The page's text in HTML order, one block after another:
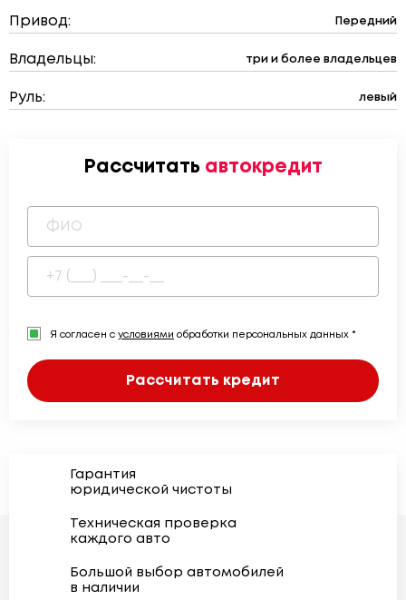
Привод: Передний
Владельцы: три и более владельцев
Руль: левый
Рассчитать автокредит
Я согласен с условиями обработки персональных данных *
Рассчитать кредит
Гарантия
юридической чистоты
Техническая проверка
каждого авто
Большой выбор автомобилей
в наличии